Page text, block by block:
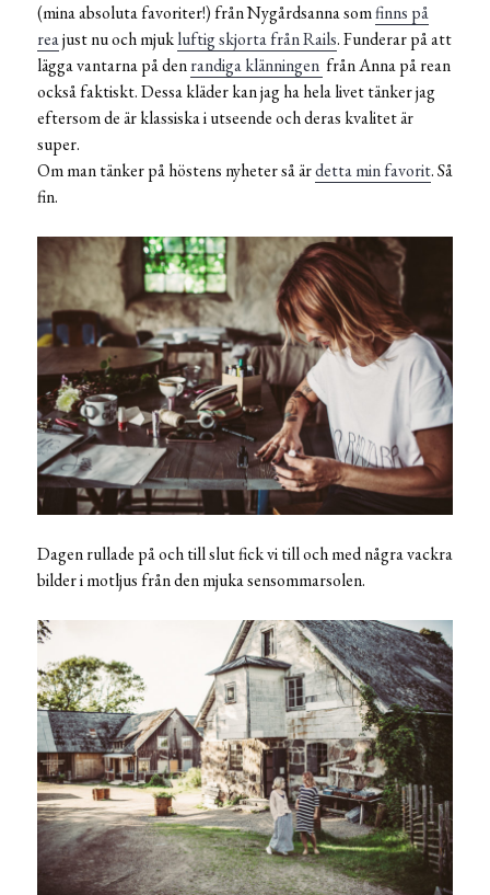
(mina absoluta favoriter!) från Nygårdsanna somfinns på
reajust nu och mjukluftig skjorta från Rails. Funderar på att
lägga vantarna på denrandiga klänningen från Anna på rean
också faktiskt. Dessa kläder kan jag ha hela livet tänker jag
eftersom de är klassiska i utseende och deras kvalitet är
super.
Om man tänker på höstens nyheter så ärdetta min favorit. Så
fin.
Dagen rullade på och till slut fick vi till och med några vackra
bilder i motljus från den mjuka sensommarsolen.